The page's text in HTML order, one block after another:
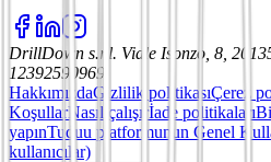
DrillDown s.r.l. Viale Isonzo, 8,
12392590969
HakkımızdaGizlilik politikasıÇerez
KoşullarNasıl çalışırİade politikaları
yapınTuduu platformunun Genel
kullanıcılar)